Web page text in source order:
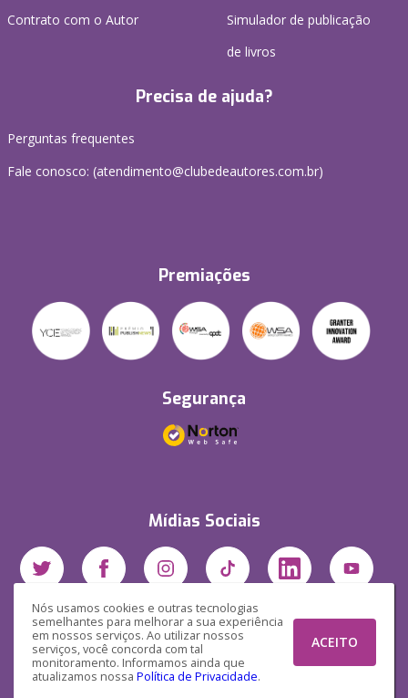
Nós usamos cookies e outras tecnologias
semelhantes para melhorar a sua experiência
em nossos serviços. Ao utilizar nossos
serviços, você concorda com tal
monitoramento. Informamos ainda que
atualizamos nossa Política de Privacidade.
ACEITO
Contrato com o Autor
Simulador de publicação
de livros
Precisa de ajuda?
Perguntas frequentes
Fale conosco: (atendimento@clubedeautores.com.br)
Premiações
Segurança
Mídias Sociais